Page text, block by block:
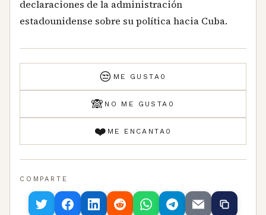
declaraciones de la administración
estadounidense sobre su política hacia Cuba.
😒 ME GUSTA 0
🙈 NO ME GUSTA 0
❤️ ME ENCANTA 0
COMPARTE